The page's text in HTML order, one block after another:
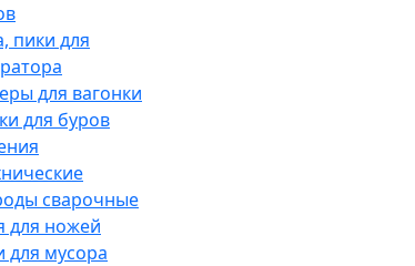
пики для
для вагонки
для буров
сварочные
для ножей
мусора